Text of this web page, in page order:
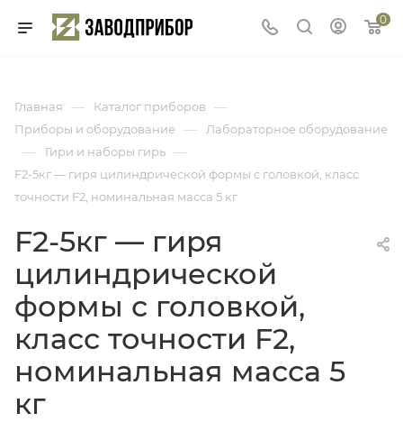
0
Главная — Каталог приборов —
Приборы и оборудование — Лабораторное оборудование
— Гири и наборы гирь —
F2-5кг — гиря цилиндрической формы с головкой, класс
точности F2, номинальная масса 5 кг
F2-5кг — гиря
цилиндрической
формы с головкой,
класс точности F2,
номинальная масса 5
кг